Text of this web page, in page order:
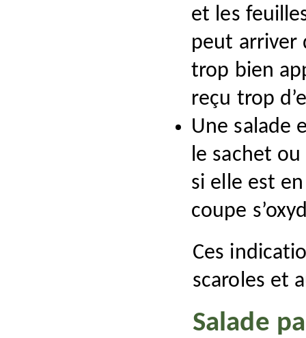
et les
peut arriver
trop bien
reçu trop
Une salade
le sachet
si elle est
coupe
Ces
scaroles et
Salade